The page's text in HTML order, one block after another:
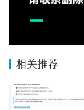
相关推荐